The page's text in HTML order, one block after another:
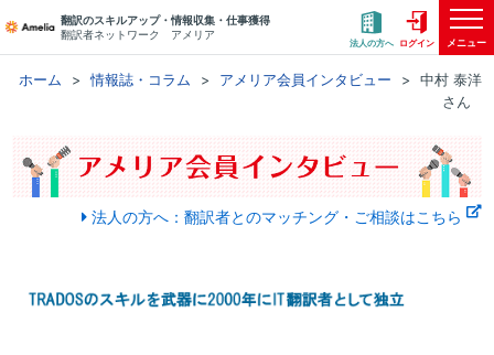
翻訳のスキルアップ・情報収集・仕事獲得
翻訳者ネットワーク アメリア
法人の方へ ログイン メニュー
ホーム 情報誌・コラム アメリア会員インタビュー
中村 泰洋
さん
法人の方へ：翻訳者とのマッチング・ご相談はこちら